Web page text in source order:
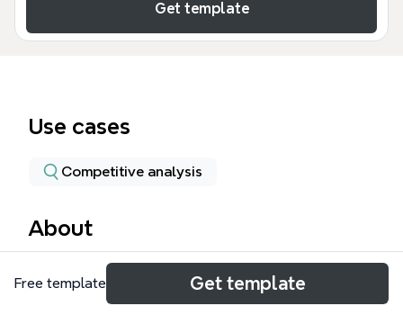
Get template
Use cases
Competitive analysis
About
石锋资产是一家专注于二级市场投资的私募基金管理公
司，其核心优势体现在“研究驱动的成长型价值投资”理
Free template Get template